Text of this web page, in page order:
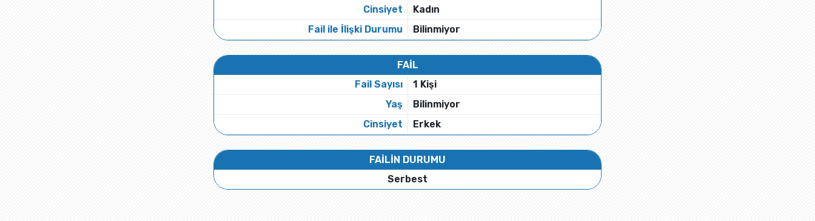
Cinsiyet
Kadın
Fail ile İlişki Durumu
Bilinmiyor
FAİL
Fail Sayısı
1 Kişi
Yaş
Bilinmiyor
Cinsiyet
Erkek
FAİLİN DURUMU
Serbest